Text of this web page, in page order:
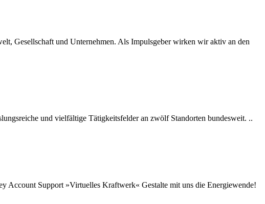
Gesellschaft und Unternehmen. Als Impulsgeber wirken wir aktiv an den
und vielfältige Tätigkeitsfelder an zwölf Standorten bundesweit. ..
Account Support »Virtuelles Kraftwerk« Gestalte mit uns die Energiewende!